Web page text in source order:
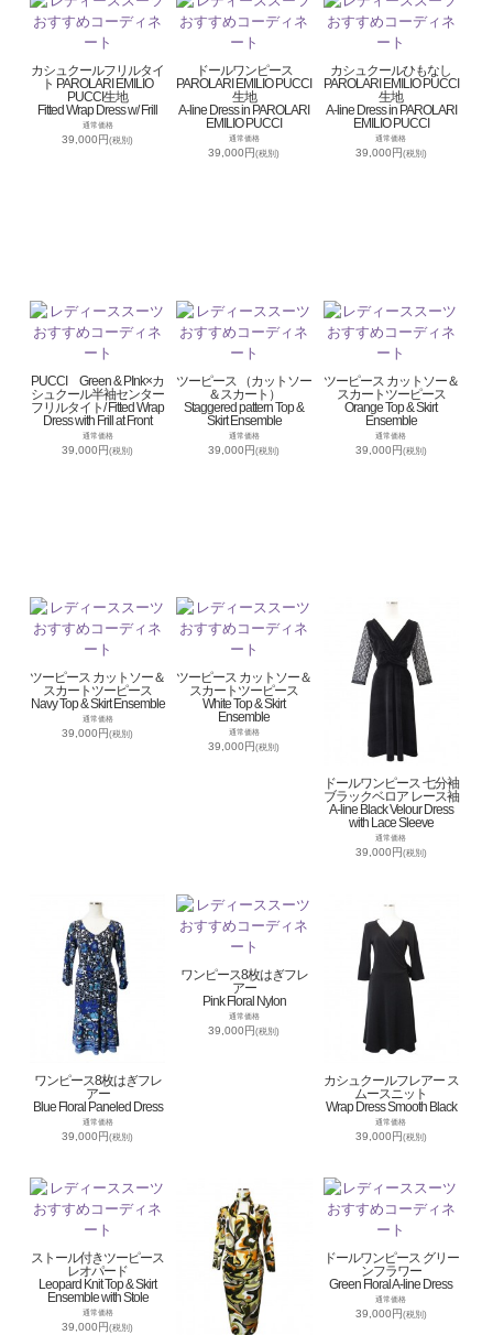
カシュクールフリルタイ
ト PAROLARI EMILIO
PUCCI生地
Fitted Wrap Dress w/ Frill
通常価格
39,000円(税別)
ドールワンピース
PAROLARI EMILIO PUCCI
生地
A-line Dress in PAROLARI
EMILIO PUCCI
通常価格
39,000円(税別)
カシュクールひもなし
PAROLARI EMILIO PUCCI
生地
A-line Dress in PAROLARI
EMILIO PUCCI
通常価格
39,000円(税別)
PUCCI Green & PInk×カ
シュクール半袖センター
フリルタイト/ Fitted Wrap
Dress with Frill at Front
通常価格
39,000円(税別)
ツーピース （カットソー
＆スカート）
Staggered pattern Top &
Skirt Ensemble
通常価格
39,000円(税別)
ツーピース カットソー＆
スカートツーピース
Orange Top & Skirt
Ensemble
通常価格
39,000円(税別)
ツーピース カットソー＆
スカートツーピース
Navy Top & Skirt Ensemble
通常価格
39,000円(税別)
ツーピース カットソー＆
スカートツーピース
White Top & Skirt
Ensemble
通常価格
39,000円(税別)
ドールワンピース 七分袖
ブラックベロア レース袖
A-line Black Velour Dress
with Lace Sleeve
通常価格
39,000円 (税別)
ワンピース8枚はぎフレ
アー
Blue Floral Paneled Dress
通常価格
39,000円(税別)
ワンピース8枚はぎフレ
アー
Pink Floral Nylon
通常価格
39,000円(税別)
カシュクールフレアー ス
ムースニット
Wrap Dress Smooth Black
通常価格
39,000円 (税別)
ストール付きツーピース
レオパード
Leopard Knit Top & Skirt
Ensemble with Stole
通常価格
39,000円(税別)
ドールワンピース グリー
ンフラワー
Green Floral A-line Dress
通常価格
39,000円 (税別)